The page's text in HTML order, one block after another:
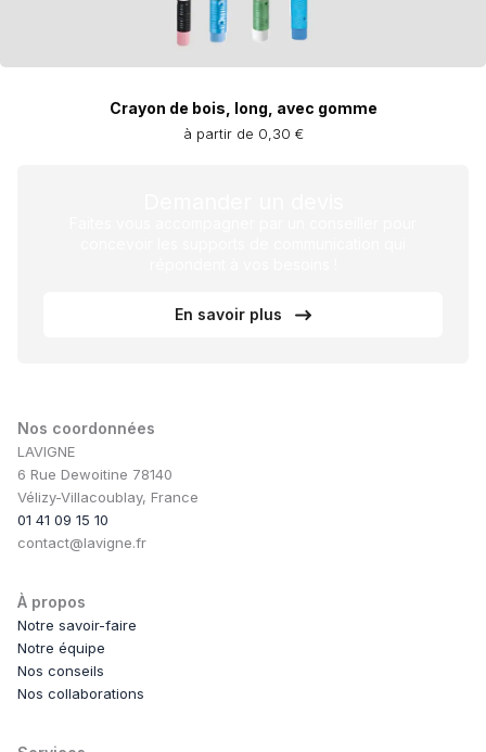
Crayon de bois, long, avec gomme
à partir de 0,30 €
En savoir plus
Nos coordonnées
LAVIGNE
6 Rue Dewoitine 78140
Vélizy-Villacoublay, France
01 41 09 15 10
contact@lavigne.fr
À propos
Notre savoir-faire
Notre équipe
Nos conseils
Nos collaborations